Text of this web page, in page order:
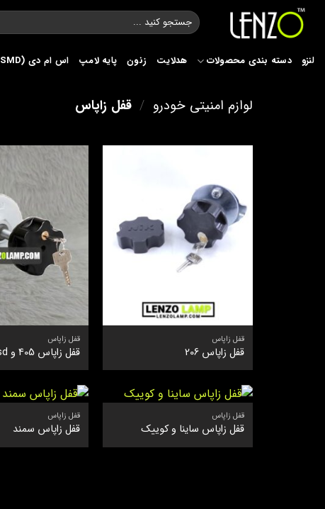
Skip
content
جستجو
برای:
لنزو دسته بندی محصولات هدلایت زنون پایه لامپ اس ام دی (SMD)
لوازم امنیتی خودرو / قفل زاپاس
قفل زاپاس
قفل زاپاس 206
قفل زاپاس
قفل زاپاس 405 و sd
قفل زاپاس
قفل زاپاس ساینا و کوییک
قفل زاپاس
قفل زاپاس سمند